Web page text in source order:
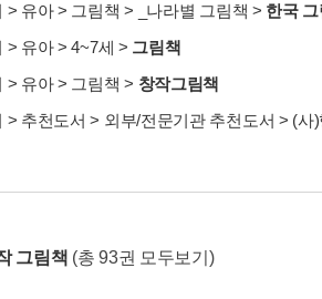
> 유아> 그림책 > _나라별 그림책 > 한국 그
> 유아>4~7세 > 그림책
> 유아> 그림책 > 창작그림책
> 추천도서 > 외부/전문기관 추천도서 > (사
그림책 (총 93권 모두보기)